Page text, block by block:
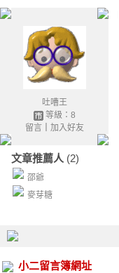
吐嘈王
等級：8
留言｜ 加入好友
文章推薦人 (2)
邵爺
麥芽糖
小二留言簿網址